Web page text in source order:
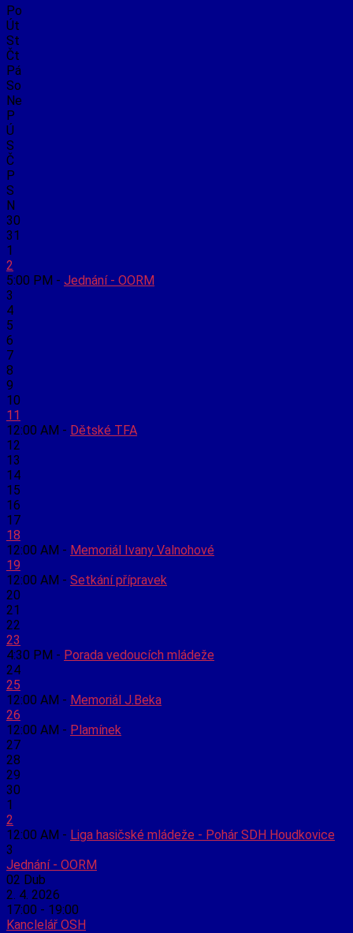
Po
Út
St
Čt
Pá
So
Ne
P
Ú
S
Č
P
S
N
30
31
1
2
5:00 PM - Jednání - OORM
3
4
5
6
7
8
9
10
11
12:00 AM - Dětské TFA
12
13
14
15
16
17
18
12:00 AM - Memoriál Ivany Valnohové
19
12:00 AM - Setkání přípravek
20
21
22
23
4:30 PM - Porada vedoucích mládeže
24
25
12:00 AM - Memoriál J.Beka
26
12:00 AM - Plamínek
27
28
29
30
1
2
12:00 AM - Liga hasičské mládeže - Pohár SDH Houdkovice
3
Jednání - OORM
02 Dub
2. 4. 2026
17:00 - 19:00
Kanclelář OSH